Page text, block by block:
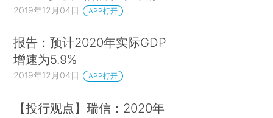
2019年12月04日 APP打开
报告：预计2020年实际GDP
增速为5.9%
2019年12月04日 APP打开
【投行观点】瑞信：2020年